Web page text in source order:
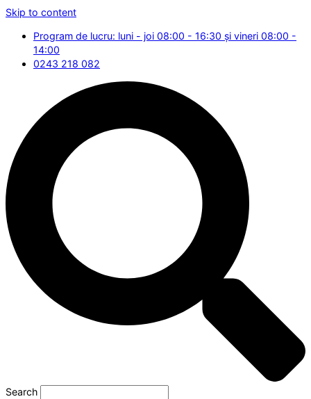
Skip to content
Program de lucru: luni - joi 08:00 - 16:30 și vineri 08:00 -
14:00
0243 218 082
Search